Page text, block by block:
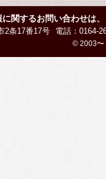
関するお問い合わせは、
2条17番17号 電話：0164-
© 2003〜